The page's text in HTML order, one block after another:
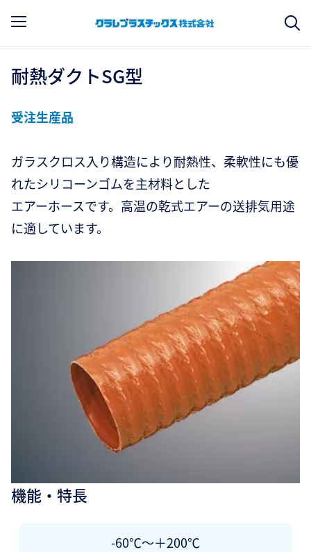
耐熱ダクトSG型
受注生産品
ガラスクロス入り構造により耐熱性、柔軟性にも優
れたシリコーンゴムを主材料とした
エアーホースです。高温の乾式エアーの送排気用途
に適しています。
機能・特長
-60℃～＋200℃